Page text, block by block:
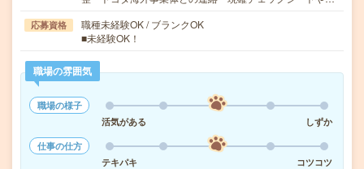
応募資格
職種未経験OK / ブランクOK
■未経験OK！
職場の雰囲気
職場の様子
活気がある
しずか
仕事の仕方
テキパキ
コツコツ